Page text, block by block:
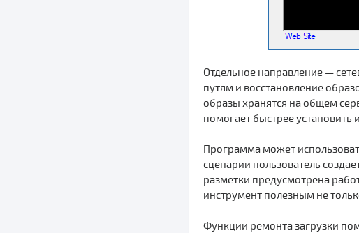
Отдельное направление —
путям и восстановление
образы хранятся на общем
помогает быстрее
Программа может
сценарии пользователь
разметки предусмотрена
инструмент полезным не
Функции ремонта загрузки